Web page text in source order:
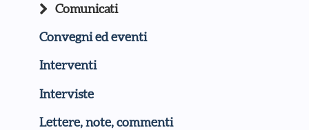
Comunicati
Convegni ed eventi
Interventi
Interviste
Lettere, note, commenti